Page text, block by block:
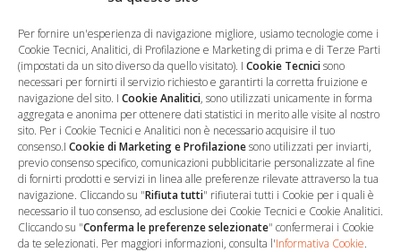
Per fornire un'esperienza di navigazione migliore, usiamo tecnologie come i
Cookie Tecnici, Analitici, di Profilazione e Marketing di prima e di Terze Parti
(impostati da un sito diverso da quello visitato). I Cookie Tecnicisono
necessari per fornirti il servizio richiesto e garantirti la corretta fruizione e
navigazione del sito. I Cookie Analitici, sono utilizzati unicamente in forma
aggregata e anonima per ottenere dati statistici in merito alle visite al nostro
sito. Per i Cookie Tecnici e Analitici non è necessario acquisire il tuo
consenso.I Cookie di Marketing e Profilazionesono utilizzati per inviarti,
previo consenso specifico, comunicazioni pubblicitarie personalizzate al fine
di fornirti prodotti e servizi in linea alle preferenze rilevate attraverso la tua
navigazione. Cliccando su "Rifiuta tutti" rifiuterai tutti i Cookie per i quali è
necessario il tuo consenso, ad esclusione dei Cookie Tecnici e Cookie Analitici.
Cliccando su "Conferma le preferenze selezionate" confermerai i Cookie
da te selezionati. Per maggiori informazioni, consulta l'Informativa Cookie.
Salva il mio nome, email e sito web in questo browser per la
prossima volta che commento.
… Sede Operativa